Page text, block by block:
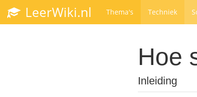
LeerWiki.nl Thema's Techniek
Hoe
Inleiding